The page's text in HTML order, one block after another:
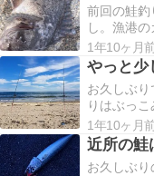
った！！遠
って投げ
き！！バ
る笑やっ
前回の鮭釣
し。漁港
アブラコ
クロソイは
群れが漁
に期待！
1年10ヶ月
やっと少
お久しぶ
りはぶっ
が竿が揺
日も満潮前
が小さくゆ
さゆさ・・
1年10ヶ月
近所の鮭
お久しぶ